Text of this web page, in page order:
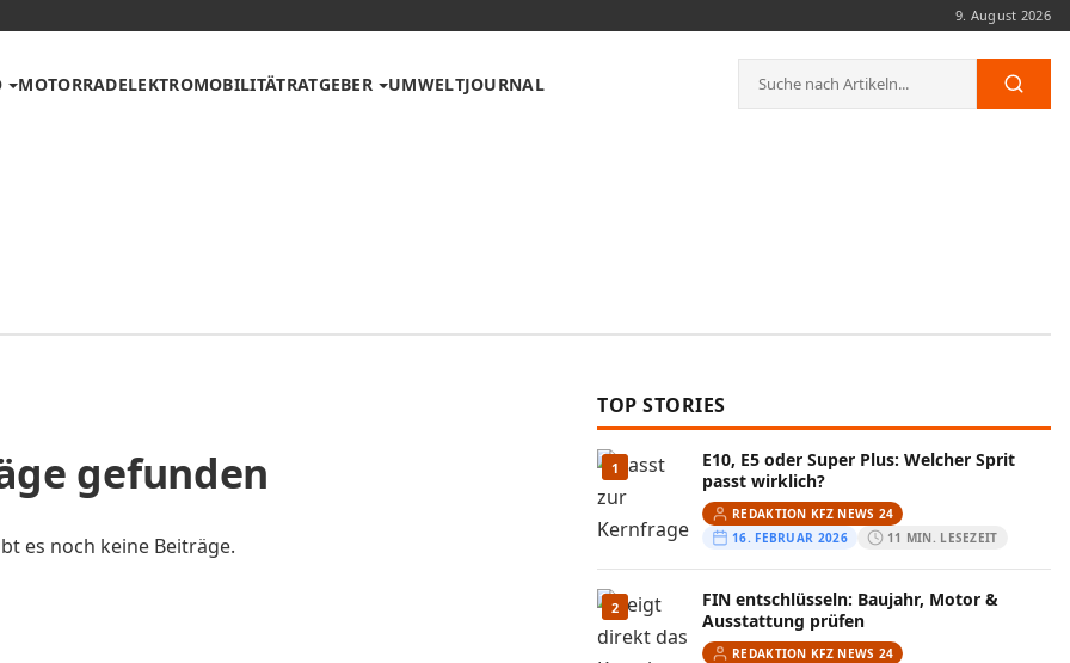
9. August 2026
MOTORRADELEKTROMOBILITÄTRATGEBER UMWELTJOURNAL
Suche
nach:
gefunden
es noch keine Beiträge.
TOP STORIES
1
E10, E5 oder Super Plus: Welcher Sprit
passt wirklich?
REDAKTION KFZ NEWS 24
16. FEBRUAR 2026
11 MIN. LESEZEIT
2
FIN entschlüsseln: Baujahr, Motor &
Ausstattung prüfen
REDAKTION KFZ NEWS 24